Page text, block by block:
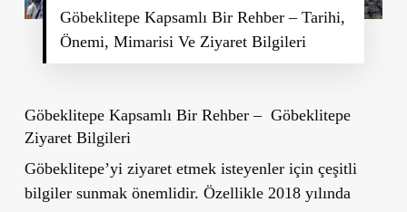
Göbeklitepe Kapsamlı Bir Rehber – Tarihi,
Önemi, Mimarisi Ve Ziyaret Bilgileri
Göbeklitepe Kapsamlı Bir Rehber – Göbeklitepe
Ziyaret Bilgileri
Göbeklitepe’yi ziyaret etmek isteyenler için çeşitli
bilgiler sunmak önemlidir. Özellikle 2018 yılında